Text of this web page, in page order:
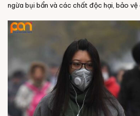
ngừa bụi bẩn và các chất độc hại, bảo vệ